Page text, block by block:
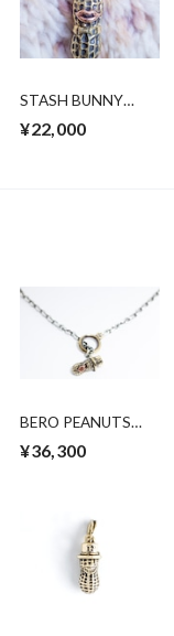
STASH BUNNY
copper
¥22,000
BERO PEANUTS
BRASS (ROUND OR
¥36,300